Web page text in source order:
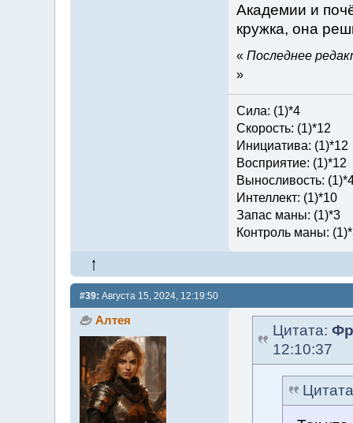
Академии и
кружка, она
« Последнее
»
Сила: (1)*4
Скорость: (1)*12
Инициатива: (1)*12
Восприятие: (1)*12
Выносливость:
Интеллект: (1)*10
Запас маны: (1)*3
Контроль маны:
#39: Августа 15, 2024, 12:19:50
Алтея
Цитата:
12:10:37